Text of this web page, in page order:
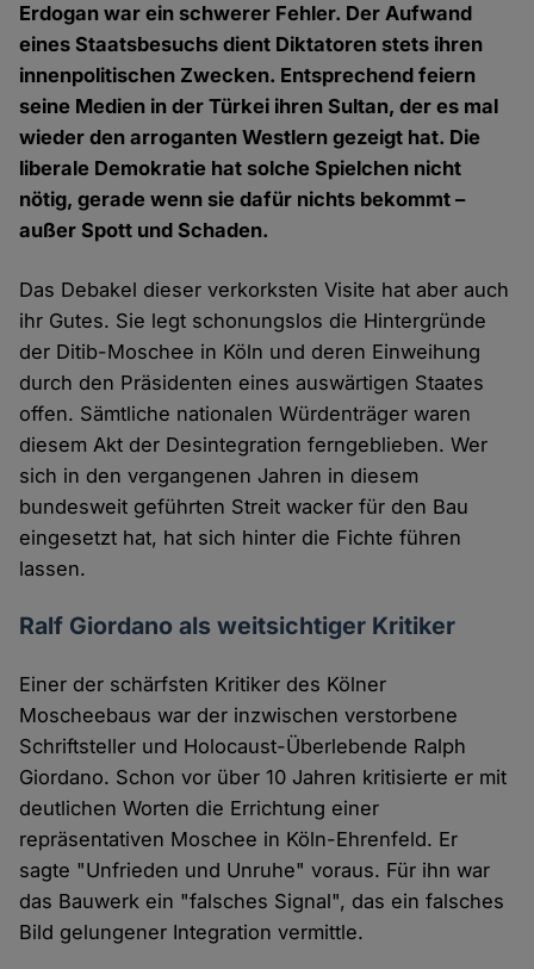
Erdogan war ein schwerer Fehler. Der Aufwand
eines Staatsbesuchs dient Diktatoren stets ihren
innenpolitischen Zwecken. Entsprechend feiern
seine Medien in der Türkei ihren Sultan, der es mal
wieder den arroganten Westlern gezeigt hat. Die
liberale Demokratie hat solche Spielchen nicht
nötig, gerade wenn sie dafür nichts bekommt –
außer Spott und Schaden.
Das Debakel dieser verkorksten Visite hat aber auch
ihr Gutes. Sie legt schonungslos die Hintergründe
der Ditib-Moschee in Köln und deren Einweihung
durch den Präsidenten eines auswärtigen Staates
offen. Sämtliche nationalen Würdenträger waren
diesem Akt der Desintegration ferngeblieben. Wer
sich in den vergangenen Jahren in diesem
bundesweit geführten Streit wacker für den Bau
eingesetzt hat, hat sich hinter die Fichte führen
lassen.
Ralf Giordano als weitsichtiger Kritiker
Einer der schärfsten Kritiker des Kölner
Moscheebaus war der inzwischen verstorbene
Schriftsteller und Holocaust-Überlebende Ralph
Giordano. Schon vor über 10 Jahren kritisierte er mit
deutlichen Worten die Errichtung einer
repräsentativen Moschee in Köln-Ehrenfeld. Er
sagte "Unfrieden und Unruhe" voraus. Für ihn war
das Bauwerk ein "falsches Signal", das ein falsches
Bild gelungener Integration vermittle.